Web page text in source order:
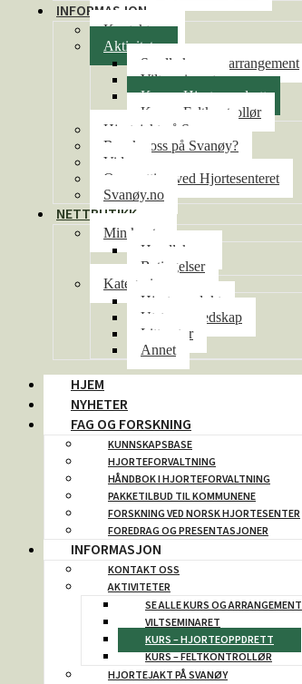
INFORMASJON
Kontakt oss
Aktiviteter
Se alle kurs og arrangement
Viltseminaret
Kurs – Hjorteoppdrett
Kurs – Feltkontrollør
Hjortejakt på Svanøy
Besøke oss på Svanøy?
Video
Overnatting ved Hjortesenteret
Svanøy.no
NETTBUTIKK
Min konto
Handlekurv
Betingelser
Kategorier
Hjorteprodukt
Utstyr og redskap
Litteratur
Annet
HJEM
NYHETER
FAG OG FORSKNING
KUNNSKAPSBASE
HJORTEFORVALTNING
HÅNDBOK I HJORTEFORVALTNING
PAKKETILBUD TIL KOMMUNENE
FORSKNING VED NORSK HJORTESENTER
FOREDRAG OG PRESENTASJONER
INFORMASJON
KONTAKT OSS
AKTIVITETER
SE ALLE KURS OG ARRANGEMENT
VILTSEMINARET
KURS – HJORTEOPPDRETT
KURS – FELTKONTROLLØR
HJORTEJAKT PÅ SVANØY